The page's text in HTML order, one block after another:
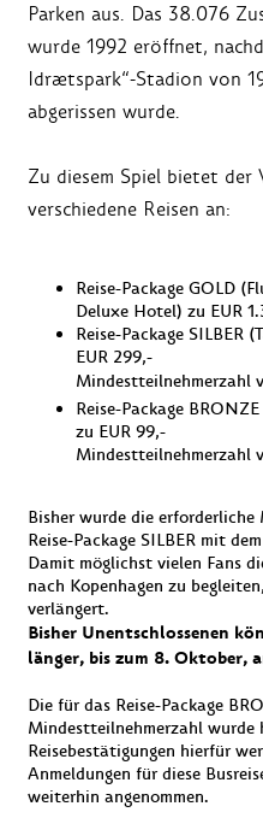
Parken aus. Das 38.076
wurde 1992 eröffnet,
Idrætspark“-Stadion von
abgerissen wurde.
Zu diesem Spiel bietet der
verschiedene Reisen an:
Reise-Package GOLD
Deluxe Hotel) zu EUR
Reise-Package SILBER
EUR 299,-
Mindestteilnehmerzahl
Reise-Package
zu EUR 99,-
Mindestteilnehmerzahl
Bisher wurde die
Reise-Package SILBER mit
Damit möglichst vielen Fans
nach Kopenhagen zu
verlängert.
Bisher Unentschlossenen
länger, bis zum 8. Oktober,
Die für das Reise-Package
Mindestteilnehmerzahl wurde
Reisebestätigungen hierfür
Anmeldungen für diese
weiterhin angenommen.